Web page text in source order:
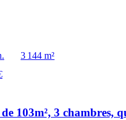
3 144 m²
103m², 3 chambres,